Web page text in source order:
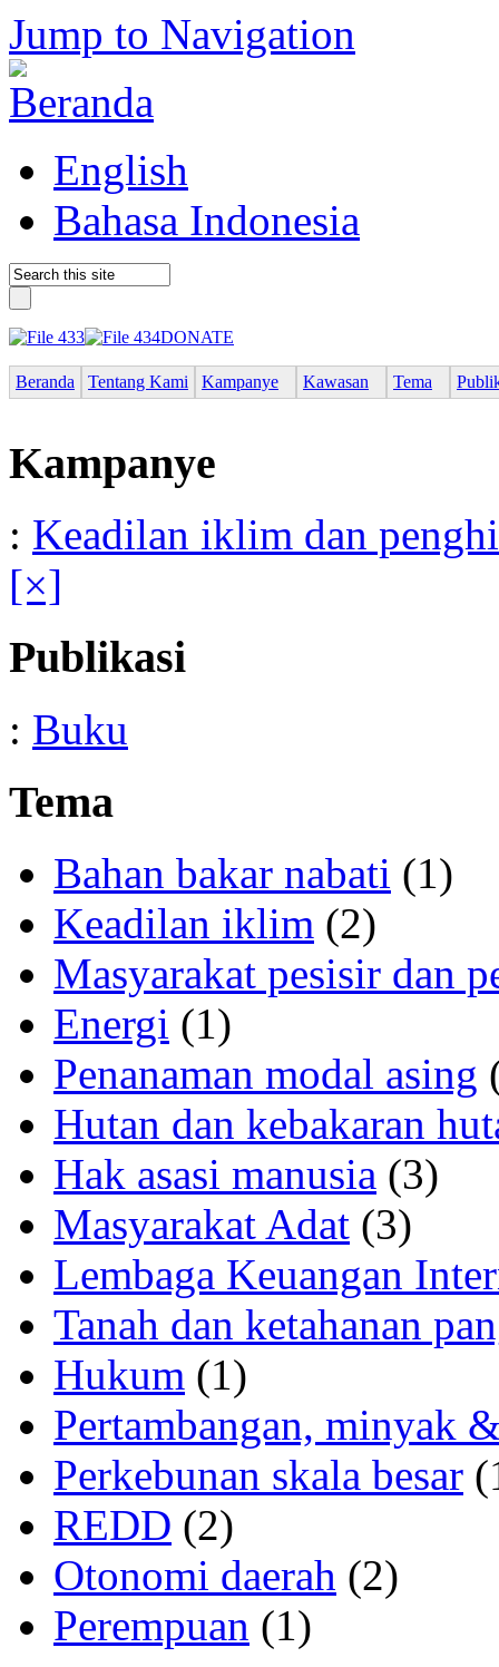
Jump to Navigation
English
Bahasa Indonesia
DONATE
Beranda Tentang Kami Kampanye Kawasan Tema
Kampanye
: Keadilan iklim dan
[×]
Publikasi
: Buku
Tema
Bahan bakar nabati (1)
Keadilan iklim (2)
Masyarakat pesisir dan
Energi (1)
Penanaman modal asing
Hutan dan kebakaran
Hak asasi manusia (3)
Masyarakat Adat (3)
Lembaga Keuangan
Tanah dan ketahanan
Hukum (1)
Pertambangan, minyak
Perkebunan skala besar
REDD (2)
Otonomi daerah (2)
Perempuan (1)